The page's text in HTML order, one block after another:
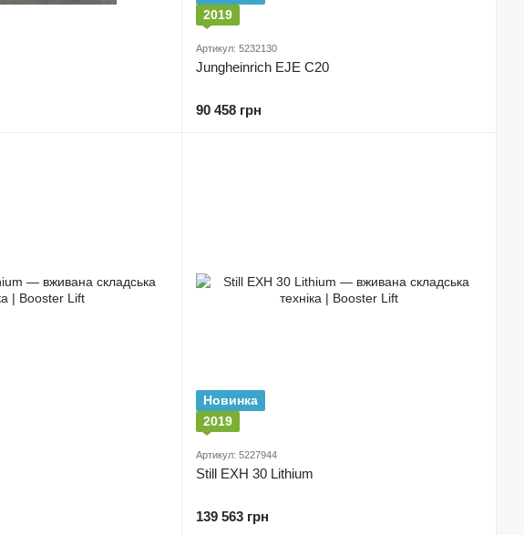
2019
Артикул: 5232130
Jungheinrich EJE C20
90 458 грн
Новинка
2019
Артикул: 5227944
Still EXH 30 Lithium
139 563 грн